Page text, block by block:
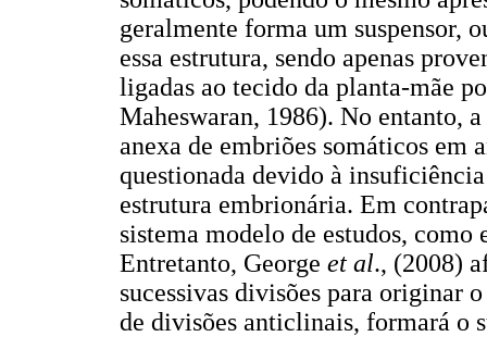
geralmente forma um suspensor,
essa estrutura, sendo apenas
ligadas ao tecido da planta-mãe
Maheswaran, 1986). No entanto,
anexa de embriões somáticos em
questionada devido à
estrutura embrionária. Em
sistema modelo de estudos,
Entretanto, George et al., (2008)
sucessivas divisões para originar
de divisões anticlinais, formará o